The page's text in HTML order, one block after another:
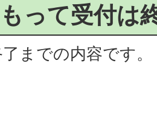
って受付は
までの内容です。